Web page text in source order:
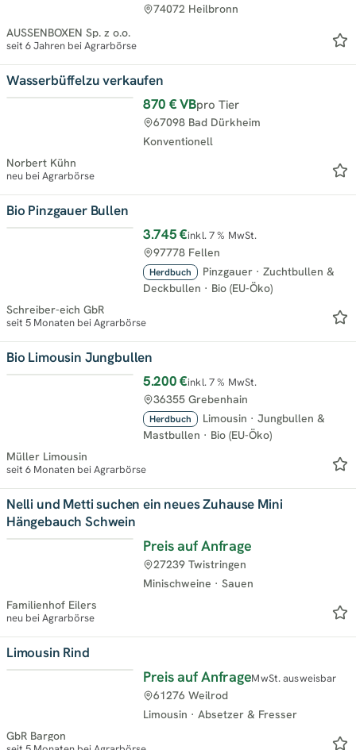
74072 Heilbronn
AUSSENBOXEN Sp. z o.o.
seit 6 Jahren bei Agrarbörse
Wasserbüffelzu verkaufen
870 €VBpro Tier
Konventionell
67098 Bad Dürkheim
Norbert Kühn
neu bei Agrarbörse
Bio Pinzgauer Bullen
3.745 €inkl. 7 % MwSt.
Herdbuch Pinzgauer · Zuchtbullen &
Deckbullen · Bio (EU-Öko)
97778 Fellen
Schreiber-eich GbR
seit 5 Monaten bei Agrarbörse
Bio Limousin Jungbullen
5.200 €inkl. 7 % MwSt.
Herdbuch Limousin · Jungbullen &
Mastbullen · Bio (EU-Öko)
36355 Grebenhain
Müller Limousin
seit 6 Monaten bei Agrarbörse
Nelli und Metti suchen ein neues Zuhause Mini
Hängebauch Schwein
Preis auf Anfrage
Minischweine · Sauen
27239 Twistringen
Familienhof Eilers
neu bei Agrarbörse
Limousin Rind
Preis auf AnfrageMwSt. ausweisbar
Limousin · Absetzer & Fresser
61276 Weilrod
GbR Bargon